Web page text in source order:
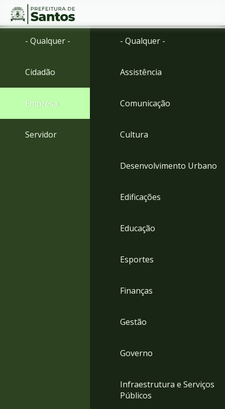
Ir
Ir
menu
Conteúdo
- Qualquer -
Cidadão
Empresa
Servidor
- Qualquer -
Assistência
Comunicação
Cultura
Desenvolvimento Urbano
Edificações
Educação
Esportes
Finanças
Gestão
Governo
Infraestrutura e Serviços
Públicos